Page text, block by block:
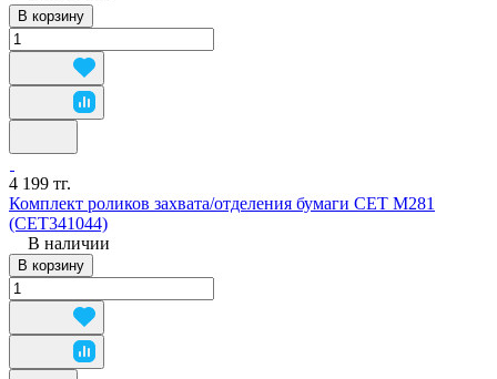
В корзину
4 199 тг.
Комплект роликов захвата/отделения бумаги CET M281
(CET341044)
В наличии
В корзину